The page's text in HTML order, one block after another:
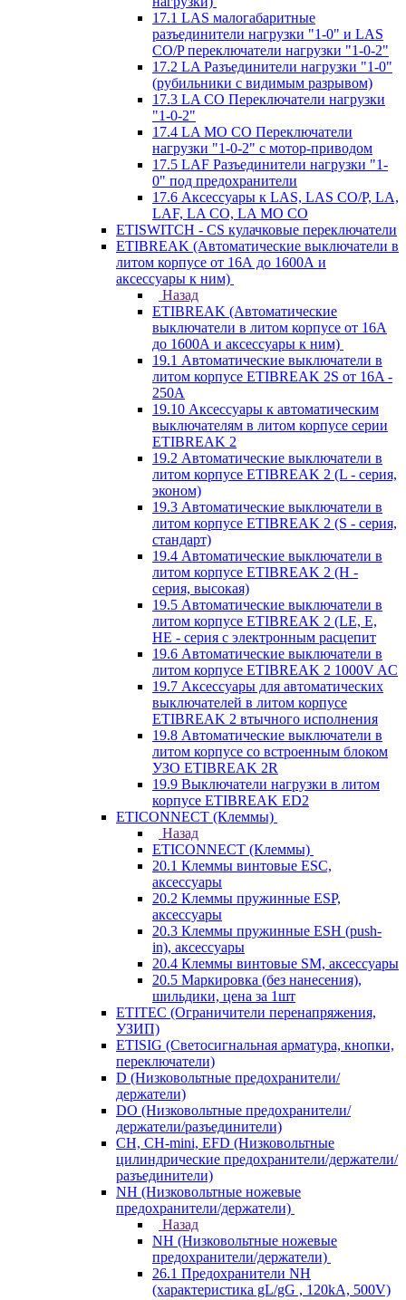
17.1 LAS малогабаритные
разъединители нагрузки "1-0" и LAS
CO/P переключатели нагрузки "1-0-2"
17.2 LA Разъединители нагрузки "1-0"
(рубильники с видимым разрывом)
17.3 LA CO Переключатели нагрузки
"1-0-2"
17.4 LA MO CO Переключатели
нагрузки "1-0-2" с мотор-приводом
17.5 LAF Разъединители нагрузки "1-
0" под предохранители
17.6 Аксессуары к LAS, LAS CO/P, LA,
LAF, LA CO, LA MO CO
ETISWITCH - CS кулачковые переключатели
ETIBREAK (Автоматические выключатели в
литом корпусе от 16А до 1600А и
аксессуары к ним)
Назад
ETIBREAK (Автоматические
выключатели в литом корпусе от 16А
до 1600А и аксессуары к ним)
19.1 Автоматические выключатели в
литом корпусе ETIBREAK 2S от 16A -
250A
19.10 Аксессуары к автоматическим
выключателям в литом корпусе серии
ETIBREAK 2
19.2 Автоматические выключатели в
литом корпусе ETIBREAK 2 (L - серия,
эконом)
19.3 Автоматические выключатели в
литом корпусе ETIBREAK 2 (S - серия,
стандарт)
19.4 Автоматические выключатели в
литом корпусе ETIBREAK 2 (H -
серия, высокая)
19.5 Автоматические выключатели в
литом корпусе ETIBREAK 2 (LE, E,
HE - серия с электронным расцепит
19.6 Автоматические выключатели в
литом корпусе ETIBREAK 2 1000V AC
19.7 Аксессуары для автоматических
выключателей в литом корпусе
ETIBREAK 2 втычного исполнения
19.8 Автоматические выключатели в
литом корпусе со встроенным блоком
УЗО ETIBREAK 2R
19.9 Выключатели нагрузки в литом
корпусе ETIBREAK ED2
ETICONNECT (Клеммы)
Назад
ETICONNECT (Клеммы)
20.1 Клеммы винтовые ESC,
аксессуары
20.2 Клеммы пружинные ESP,
аксессуары
20.3 Клеммы пружинные ESH (push-
in), аксессуары
20.4 Клеммы винтовые SM, аксессуары
20.5 Маркировка (без нанесения),
шильдики, цена за 1шт
ETITEC (Ограничители перенапряжения,
УЗИП)
ETISIG (Светосигнальная арматура, кнопки,
переключатели)
D (Низковольтные предохранители/
держатели)
DO (Низковольтные предохранители/
держатели/разъединители)
CH, CH-mini, EFD (Низковольтные
цилиндрические предохранители/держатели/
разъединители)
NH (Низковольтные ножевые
предохранители/держатели)
Назад
NH (Низковольтные ножевые
предохранители/держатели)
26.1 Предохранители NH
(характеристика gL/gG , 120kA, 500V)